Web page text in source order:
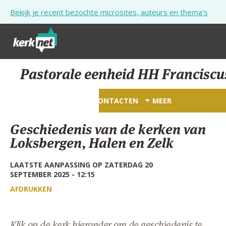
Bekijk je recent bezochte microsites, auteurs en thema's
STARTPAGINA
VIERINGEN
SHOP
HULP
STARTPAGINA PORTAAL
Pastorale eenheid HH
CONTACTEN MEER
Geschiedenis van de kerken van
Loksbergen, Halen en Zelk
LAATSTE AANPASSING OP ZATERDAG 20
SEPTEMBER 2025 - 12:15
AFDRUKKEN